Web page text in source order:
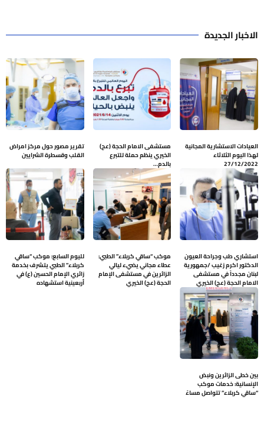
الاخبار الجديدة
العيادات الاستشارية المجانية
لهذا اليوم الثلاثاء
27/12/2022
مستشفى الامام الحجة (عج)
الخيري ينظم حملة للتبرع
بالدم…
تقرير مصور حول مركز امراض
القلب وقسطرة الشرايين
استشاري طب وجراحة العيون
الدكتور اكرم زغيب /جمهورية
لبنان مجدداً في مستشفى
الامام الحجة (عج) الخيري
موكب “ساقي كربلاء” الطبي:
عطاء مجاني يضيء ليالي
الزائرين في مستشفى الإمام
الحجة (عج) الخيري
لليوم السابع: موكب “ساقي
كربلاء” الطبي يتشرف بخدمة
زائري الإمام الحسين (ع) في
أربعينية استشهاده
بين خطى الزائرين ونبض
الإنسانية: خدمات موكب
“ساقي كربلاء” تتواصل مساءً